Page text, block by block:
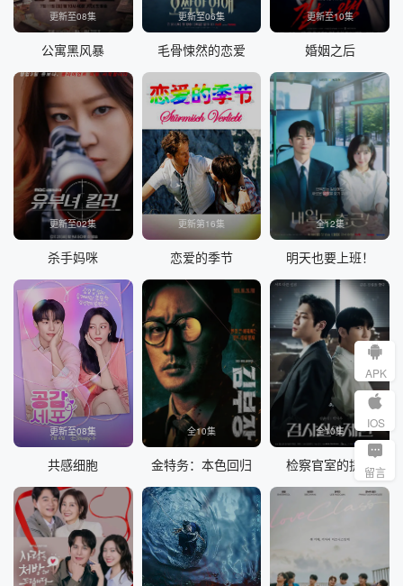
更新至08集
公寓黑风暴
更新至06集
毛骨悚然的恋爱
更新至10集
婚姻之后
更新至02集
杀手妈咪
更新第16集
恋爱的季节
全12集
明天也要上班！
更新至08集
共感细胞
全10集
金特务：本色回归
全10集
检察官室的提案
APK
IOS
留言